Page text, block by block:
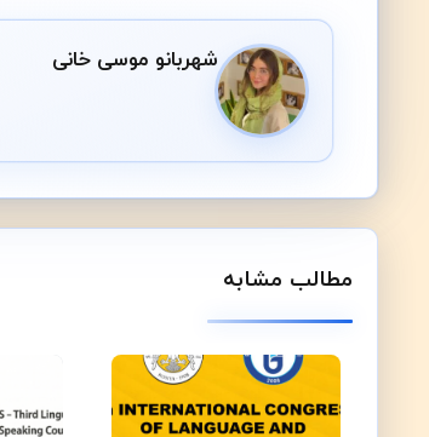
شهربانو موسی خانی
مطالب مشابه